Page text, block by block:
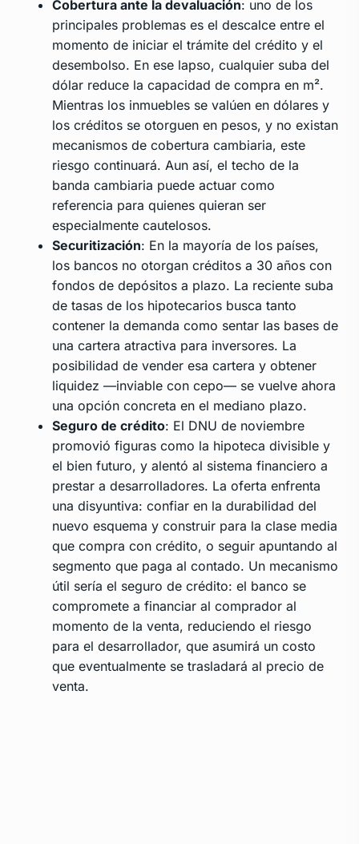
Cobertura ante la devaluación: uno de los
principales problemas es el descalce entre el
momento de iniciar el trámite del crédito y el
desembolso. En ese lapso, cualquier suba del
dólar reduce la capacidad de compra en m².
Mientras los inmuebles se valúen en dólares y
los créditos se otorguen en pesos, y no existan
mecanismos de cobertura cambiaria, este
riesgo continuará. Aun así, el techo de la
banda cambiaria puede actuar como
referencia para quienes quieran ser
especialmente cautelosos.
Securitización: En la mayoría de los países,
los bancos no otorgan créditos a 30 años con
fondos de depósitos a plazo. La reciente suba
de tasas de los hipotecarios busca tanto
contener la demanda como sentar las bases de
una cartera atractiva para inversores. La
posibilidad de vender esa cartera y obtener
liquidez —inviable con cepo— se vuelve ahora
una opción concreta en el mediano plazo.
Seguro de crédito: El DNU de noviembre
promovió figuras como la hipoteca divisible y
el bien futuro, y alentó al sistema financiero a
prestar a desarrolladores. La oferta enfrenta
una disyuntiva: confiar en la durabilidad del
nuevo esquema y construir para la clase media
que compra con crédito, o seguir apuntando al
segmento que paga al contado. Un mecanismo
útil sería el seguro de crédito: el banco se
compromete a financiar al comprador al
momento de la venta, reduciendo el riesgo
para el desarrollador, que asumirá un costo
que eventualmente se trasladará al precio de
venta.